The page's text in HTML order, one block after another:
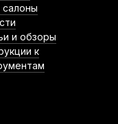
и обзоры
к